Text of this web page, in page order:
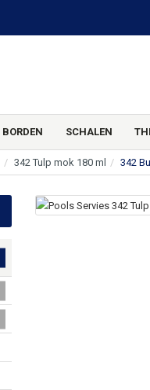
BORDEN SCHALEN
342 Tulp mok 180 ml 342